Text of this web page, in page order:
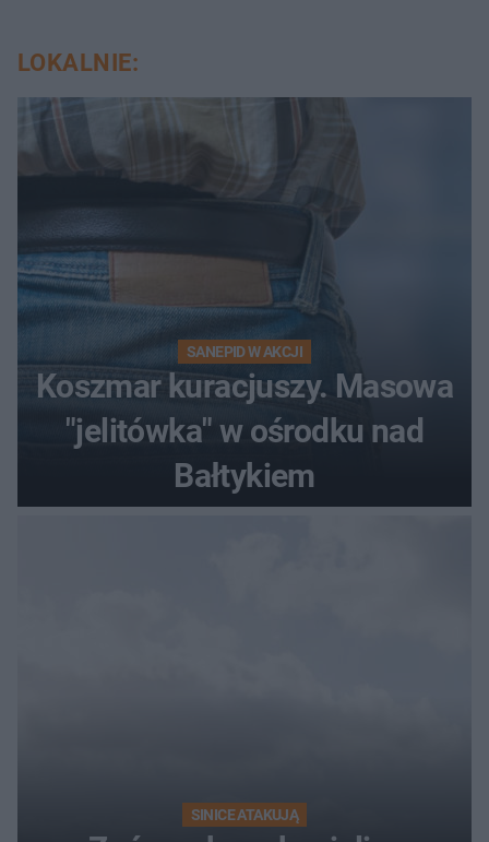
LOKALNIE:
SANEPID W AKCJI
Koszmar kuracjuszy. Masowa
"jelitówka" w ośrodku nad
Bałtykiem
SINICE ATAKUJĄ